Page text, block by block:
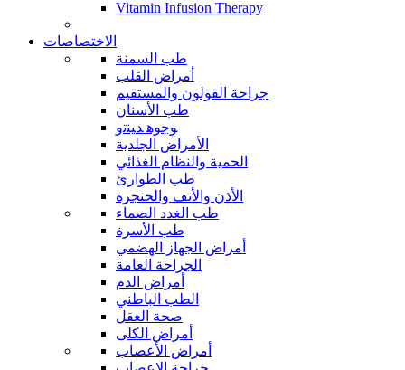
Vitamin Infusion Therapy
الاختصاصات
طب السمنة
أمراض القلب
جراحة القولون والمستقيم
طب الأسنان
ﻮﺟﻮﻫ ﺪﻴﻨﺗﻭ
الأمراض الجلدية
الحمية والنظام الغذائي
طب الطوارئ
الأذن والأنف والحنجرة
طب الغدد الصماء
طب الأسرة
أمراض الجهاز الهضمي
الجراحة العامة
أمراض الدم
الطب الباطني
صحة العقل
أمراض الكلى
أمراض الأعصاب